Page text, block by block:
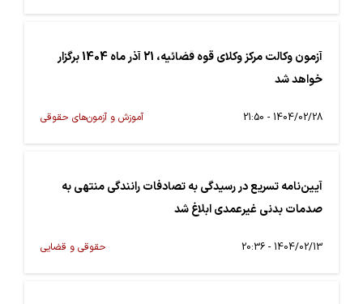
آزمون وکالت مرکز وکلای قوه قضائیه، 21 آذر ماه 1404 برگزار
خواهد شد
1404/02/28 - 21:50 آموزش و آزمون‌های حقوقی
آیین‌نامه تسریع در رسیدگی به تصادفات رانندگی منتهی به
صدمات بدنی غیرعمدی ابلاغ شد
1404/02/13 - 20:36 حقوقی و قضایی